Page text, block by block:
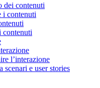
dei contenuti
i contenuti
contenuti
l’interazione
scenari e user stories